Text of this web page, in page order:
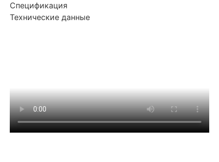
Спецификация
Технические данные